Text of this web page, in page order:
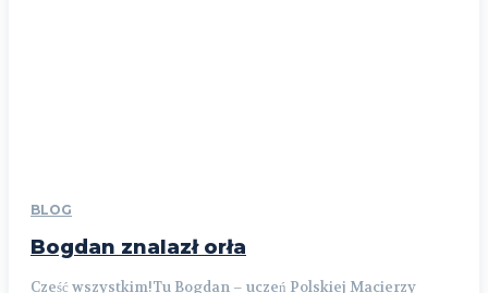
BLOG
Bogdan znalazł orła
Cześć wszystkim!Tu Bogdan – uczeń Polskiej Macierzy